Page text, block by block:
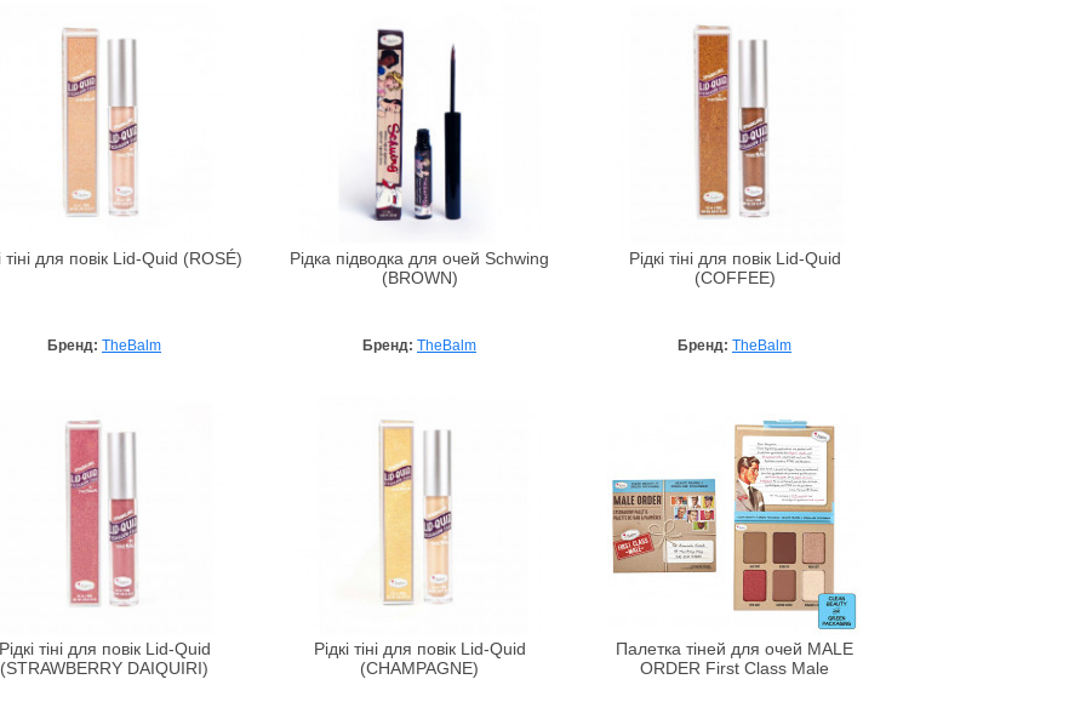
тіні для повік Lid-Quid (ROSÉ)
Бренд: TheBalm
Рідка підводка для очей Schwing
(BROWN)
Бренд: TheBalm
Рідкі тіні для повік Lid-Quid
(COFFEE)
Бренд: TheBalm
Рідкі тіні для повік Lid-Quid
(STRAWBERRY DAIQUIRI)
Рідкі тіні для повік Lid-Quid
(CHAMPAGNE)
Палетка тіней для очей MALE
ORDER First Class Male